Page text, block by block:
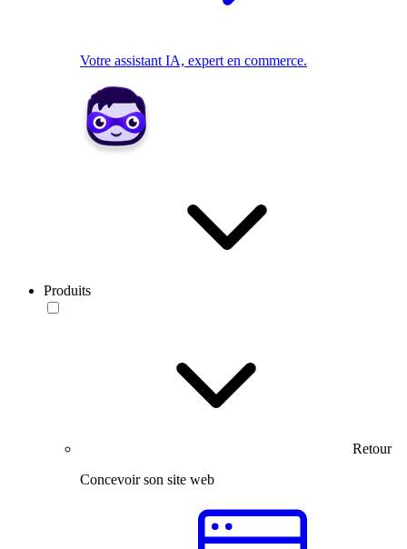
Votre assistant IA, expert en commerce.
Produits
Retour
Concevoir son site web